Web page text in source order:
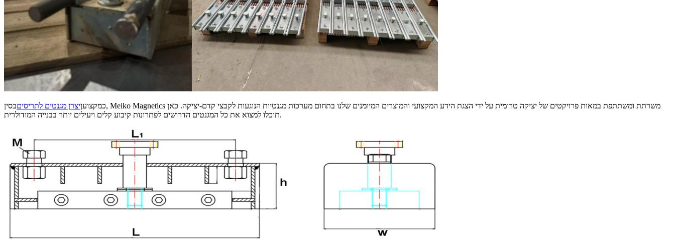
כמקצועןיצרן מגנטים לתריסיםבסין, Meiko Magnetics משרתת ומשתתפת במאות פרויקטים של יציקה טרומית על ידי הצגת הידע המקצועי והמוצרים המיומנים שלנו בתחום מערכות מגנטיות הנוגעות לקבצי קדם-יציקה. כאן
תוכלו למצוא את כל המגנטים הדרושים לפתרונות קיבוע קלים ויעילים יותר בבנייה המודולרית.